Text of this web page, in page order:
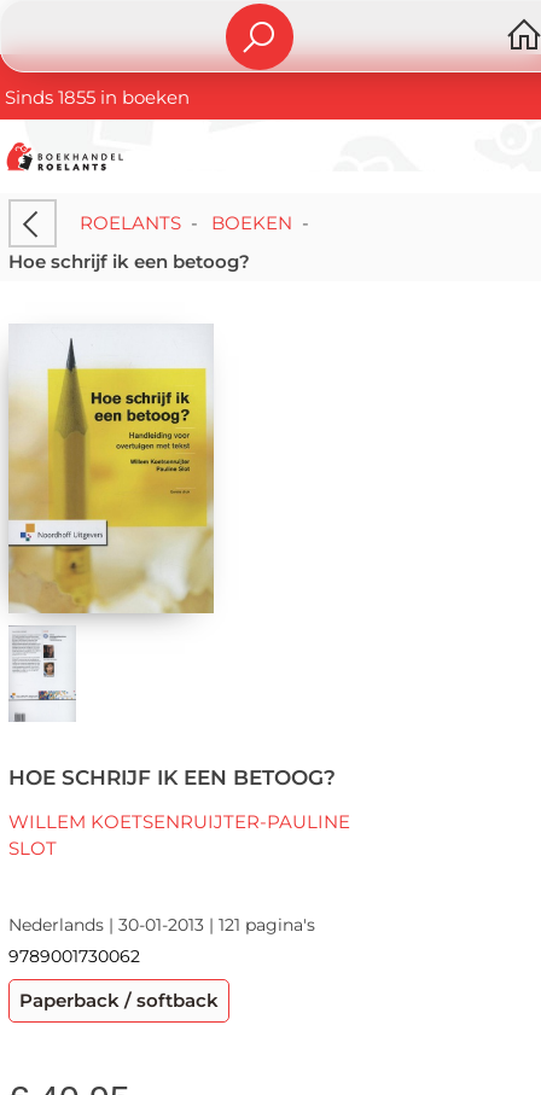
Sinds 1855 in boeken
ROELANTS- BOEKEN -
Hoe schrijf ik een betoog?
HOE SCHRIJF IK EEN BETOOG?
WILLEM KOETSENRUIJTER-PAULINE
SLOT
Nederlands | 30-01-2013 | 121 pagina's
9789001730062
Paperback / softback